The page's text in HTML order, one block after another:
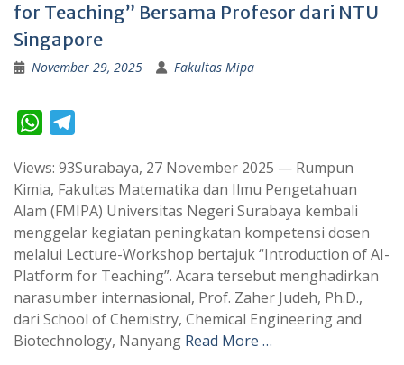
for Teaching” Bersama Profesor dari NTU
Singapore
November 29, 2025 Fakultas Mipa
W
a
t
A
p
p
l
e
r
a
m
Views: 93Surabaya, 27 November 2025 — Rumpun
Kimia, Fakultas Matematika dan Ilmu Pengetahuan
Alam (FMIPA) Universitas Negeri Surabaya kembali
menggelar kegiatan peningkatan kompetensi dosen
melalui Lecture-Workshop bertajuk “Introduction of AI-
Platform for Teaching”. Acara tersebut menghadirkan
narasumber internasional, Prof. Zaher Judeh, Ph.D.,
dari School of Chemistry, Chemical Engineering and
Biotechnology, Nanyang Read More …